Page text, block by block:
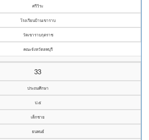
ศรีวิระ
โรงเรียนบ้านเขาราบ
วัดเขาราบกุตราช
คณะจังหวัดลพบุรี
33
ประถมศึกษา
ป.๕
เด็กชาย
ธนพนธ์